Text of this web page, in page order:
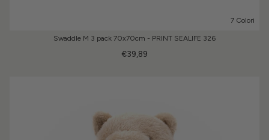
7 Colori
Swaddle M 3 pack 70x70cm - PRINT SEALIFE 326
€39,89